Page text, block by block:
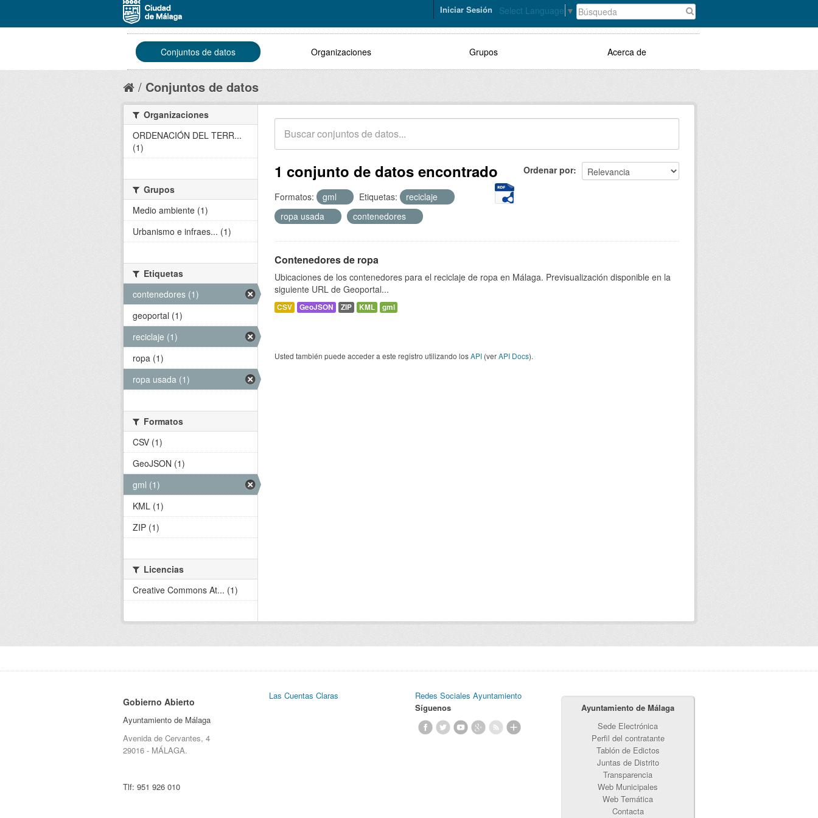
Select Language ▼
Iniciar Sesión
Conjuntos de datos Organizaciones Grupos Acerca de
Conjuntos de datos
Ordenar por
1 conjunto de datos encontrado
Formatos: gml Etiquetas:
reciclaje
ropa usada
contenedores
Contenedores de ropa
Ubicaciones de los contenedores para el reciclaje de ropa en Málaga. Previsualización disponible en la
siguiente URL de Geoportal...
CSV GeoJSON ZIP KML gml
Usted también puede acceder a este registro utilizando losAPI (verAPI Docs).
Organizaciones
ORDENACIÓN DEL TERR...
(1)
Grupos
Medio ambiente (1)
Urbanismo e infraes... (1)
Etiquetas
contenedores (1)
geoportal (1)
reciclaje (1)
ropa (1)
ropa usada (1)
Formatos
CSV (1)
GeoJSON (1)
gml (1)
KML (1)
ZIP (1)
Licencias
Creative Commons At... (1)
Gobierno Abierto
Ayuntamiento de Málaga
Avenida de Cervantes, 4
29016 - MÁLAGA.
Tlf: 951 926 010
Las Cuentas Claras
Redes Sociales Ayuntamiento
Síguenos
Ayuntamiento de Málaga
Sede Electrónica
Perfil del contratante
Tablón de Edictos
Juntas de Distrito
Transparencia
Web Municipales
Web Temática
Contacta